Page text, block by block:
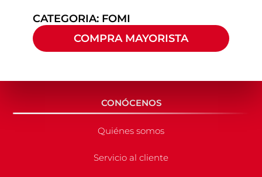
CATEGORIA: FOMI
COMPRA MAYORISTA
CONÓCENOS
Quiénes somos
Servicio al cliente